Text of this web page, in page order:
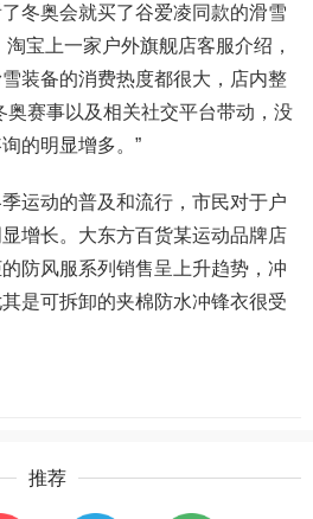
冬奥会就买了谷爱凌同款的滑雪
宝上一家户外旗舰店客服介绍，
装备的消费热度都很大，店内整
奥赛事以及相关社交平台带动，没
的明显增多。”
动的普及和流行，市民对于户
增长。大东方百货某运动品牌店
防风服系列销售呈上升趋势，冲
是可拆卸的夹棉防水冲锋衣很受
推荐